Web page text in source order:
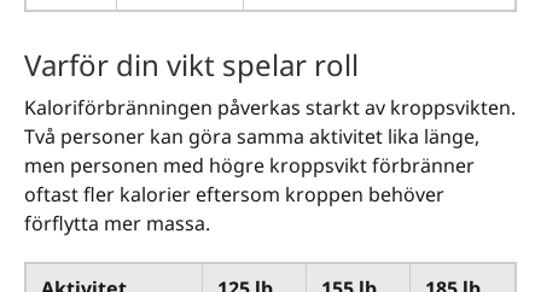
Varför din vikt spelar roll
Kaloriförbränningen påverkas starkt av kroppsvikten.
Två personer kan göra samma aktivitet lika länge,
men personen med högre kroppsvikt förbränner
oftast fler kalorier eftersom kroppen behöver
förflytta mer massa.